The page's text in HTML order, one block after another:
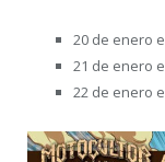
20 de enero
21 de enero
22 de enero